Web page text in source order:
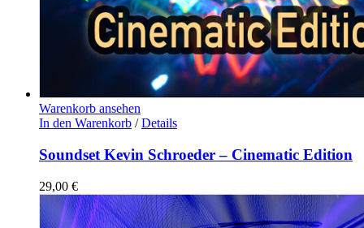
Warenkorb ansehen
In den Warenkorb / Details
Soundset Kevin Schroeder – Cinematic Edition
29,00 €